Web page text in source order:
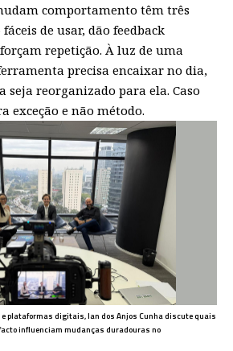
comportamento têm três
de usar, dão feedback
repetição. À luz de uma
precisa encaixar no dia,
seja reorganizado para ela. Caso
exceção e não método.
e plataformas digitais, Ian dos Anjos Cunha discute quais
influenciam mudanças duradouras no